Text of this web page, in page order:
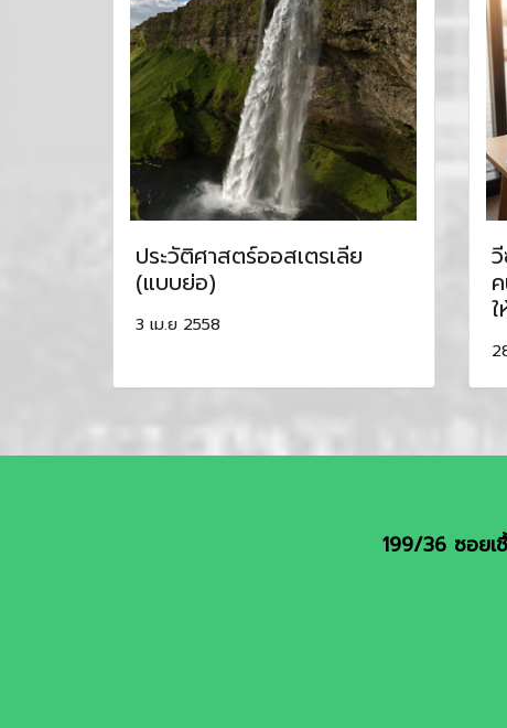
ประวัติศาสตร์ออสเตรเลีย
(แบบย่อ)
3 เม.ย 2558
199/36 ซอยเ